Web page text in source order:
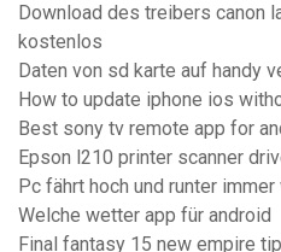
Download des treibers canon
kostenlos
Daten von sd karte auf handy
How to update iphone ios
Best sony tv remote app for
Epson l210 printer scanner
Pc fährt hoch und runter
Welche wetter app für android
Final fantasy 15 new empire